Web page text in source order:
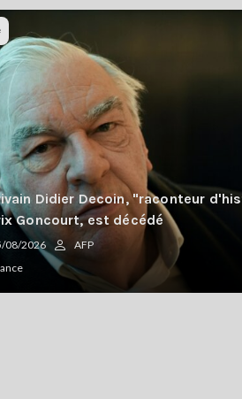
Didier Decoin, "raconteur
Goncourt, est décédé
08/2026
AFP